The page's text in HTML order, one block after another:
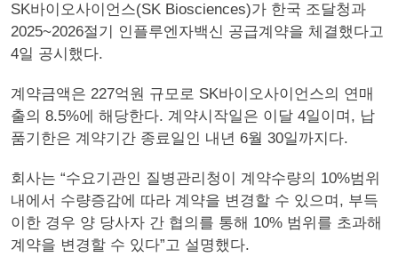
SK바이오사이언스(SK Biosciences)가 한국 조달청과
2025~2026절기 인플루엔자백신 공급계약을 체결했다고
4일 공시했다.
계약금액은 227억원 규모로 SK바이오사이언스의 연매
출의 8.5%에 해당한다. 계약시작일은 이달 4일이며, 납
품기한은 계약기간 종료일인 내년 6월 30일까지다.
회사는 “수요기관인 질병관리청이 계약수량의 10%범위
내에서 수량증감에 따라 계약을 변경할 수 있으며, 부득
이한 경우 양 당사자 간 협의를 통해 10% 범위를 초과해
계약을 변경할 수 있다”고 설명했다.